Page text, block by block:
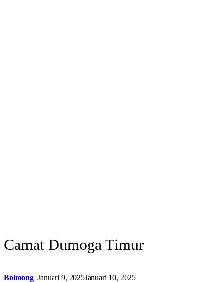
Camat Dumoga Timur
Bolmong Januari 9, 2025Januari 10, 2025